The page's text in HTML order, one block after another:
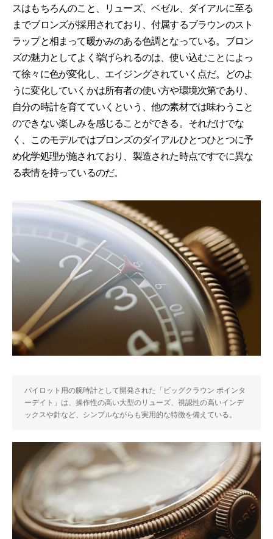
スはもちろんのこと、リューズ、ベゼル、ダイアルに至る
までブロンズが採用されており、付属するブラウンのスト
ラップと相まって暖かみのある色調となっている。ブロン
ズの魅力としてよく挙げられるのは、使い込むことによっ
て徐々に色が変化し、エイジングされていく点だ。どのよ
うに変化していくかは所有者の使い方や環境次第であり、
自分の時計を育てていくという、他の素材では味わうこと
のできない楽しみを感じることができる。それだけでな
く、このモデルではブロンズのダイアルひとつひとつに予
め化学処理が施されており、製造された時点ですでに異な
る表情を持っているのだ。
パイロット用の腕時計として開発された「ビッグクラウン ポインタ
ーデイト」は、操作性の高い大型のリューズ、視認性の高いインデ
ックスや針など、シンプルながらも実用的な特徴を備えている。